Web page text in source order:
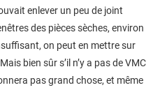
enlever un peu de joint
des pièces sèches, environ
on peut en mettre sur
bien sûr s’il n’y a pas de VMC
pas grand chose, et même